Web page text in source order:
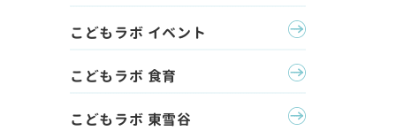
こどもラボ イベント
こどもラボ 食育
こどもラボ 東雪谷